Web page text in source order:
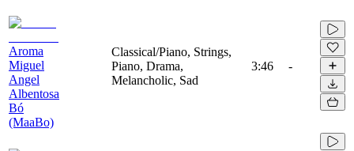
Aroma
Miguel
Angel
Albentosa
Bó
(MaaBo)
Classical/Piano, Strings,
Piano, Drama,
Melancholic, Sad
3:46 -